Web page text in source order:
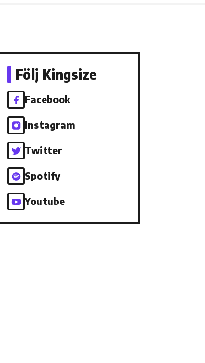
Följ Kingsize
Facebook
Instagram
Twitter
Spotify
Youtube